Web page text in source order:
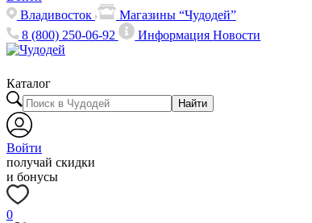
Владивосток
Магазины “Чудодей”
8 (800) 250-06-92
ИнформацияНовости
Каталог
Найти
Войти
получай скидки
и бонусы
0